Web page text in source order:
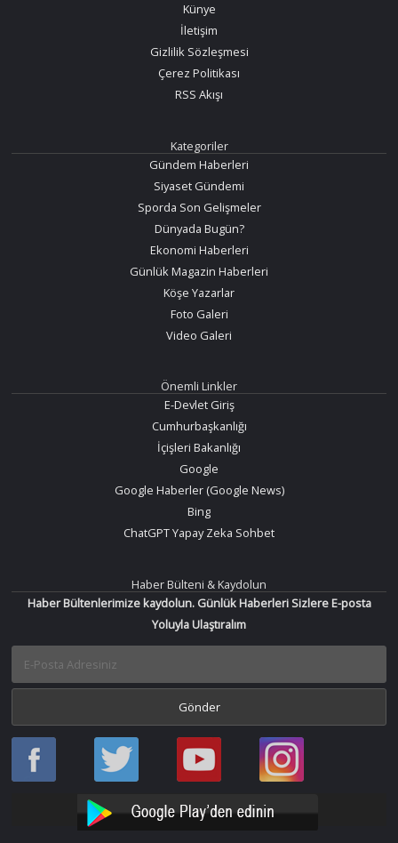
Künye
İletişim
Gizlilik Sözleşmesi
Çerez Politikası
RSS Akışı
Kategoriler
Gündem Haberleri
Siyaset Gündemi
Sporda Son Gelişmeler
Dünyada Bugün?
Ekonomi Haberleri
Günlük Magazin Haberleri
Köşe Yazarlar
Foto Galeri
Video Galeri
Önemli Linkler
E-Devlet Giriş
Cumhurbaşkanlığı
İçişleri Bakanlığı
Google
Google Haberler (Google News)
Bing
ChatGPT Yapay Zeka Sohbet
Haber Bülteni & Kaydolun
Haber Bültenlerimize kaydolun. Günlük Haberleri Sizlere E-posta
Yoluyla Ulaştıralım
Haber
Oku
Haber
Oku
Bir
Haber
YouTube
Bir
Haber
Instagram